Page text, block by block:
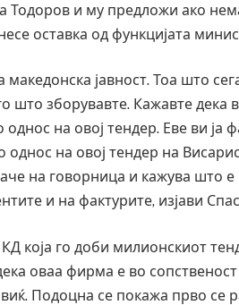
Тодоров и му предложи ако
оставка од функцијата
јавност. Тоа што
што зборувавте. Кажавте дека
на овој тендер. Еве ви ја
на овој тендер на
на говорница и кажува што
и на фактурите, изјави
која го доби милионскиот
оваа фирма е во
Подоцна се покажа прво се